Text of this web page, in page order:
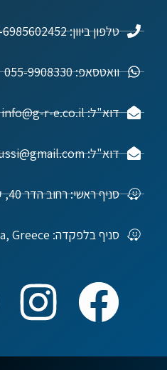
טלפון ביוון: 30-6985602452
וואטסאפ: 055-9908330
דוא"ל: info@g-r-e.co.il
דוא"ל: idan.sarussi@gmail.com
סניף ראשי: רחוב הדר 40, קיסריה
סניף בלפקדה: Ioannou Mela 6 , Lefkáda, Greece